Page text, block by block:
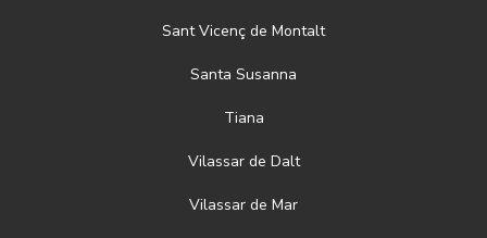
Sant Vicenç de Montalt
Santa Susanna
Tiana
Vilassar de Dalt
Vilassar de Mar